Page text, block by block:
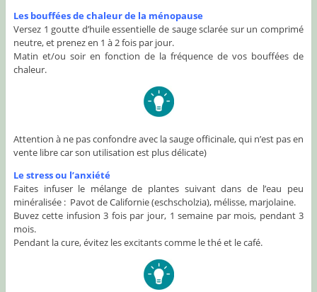
Les bouffées de chaleur de la ménopause
Versez 1 goutte d’huile essentielle de sauge sclarée sur un comprimé
neutre, et prenez en 1 à 2 fois par jour.
Matin et/ou soir en fonction de la fréquence de vos bouffées de
chaleur.
Attention à ne pas confondre avec la sauge officinale, qui n’est pas en
vente libre car son utilisation est plus délicate)
Le stress ou l’anxiété
Faites infuser le mélange de plantes suivant dans de l’eau peu
minéralisée : Pavot de Californie (eschscholzia), mélisse, marjolaine.
Buvez cette infusion 3 fois par jour, 1 semaine par mois, pendant 3
mois.
Pendant la cure, évitez les excitants comme le thé et le café.